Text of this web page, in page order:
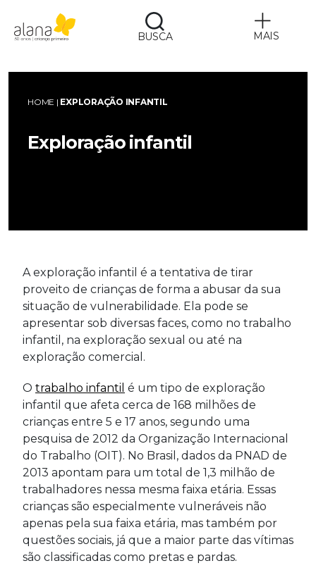
BUSCA MAIS
HOME | EXPLORAÇÃO INFANTIL
Exploração infantil
A exploração infantil é a tentativa de tirar
proveito de crianças de forma a abusar da sua
situação de vulnerabilidade. Ela pode se
apresentar sob diversas faces, como no trabalho
infantil, na exploração sexual ou até na
exploração comercial.
O trabalho infantil é um tipo de exploração
infantil que afeta cerca de 168 milhões de
crianças entre 5 e 17 anos, segundo uma
pesquisa de 2012 da Organização Internacional
do Trabalho (OIT). No Brasil, dados da PNAD de
2013 apontam para um total de 1,3 milhão de
trabalhadores nessa mesma faixa etária. Essas
crianças são especialmente vulneráveis não
apenas pela sua faixa etária, mas também por
questões sociais, já que a maior parte das vítimas
são classificadas como pretas e pardas.